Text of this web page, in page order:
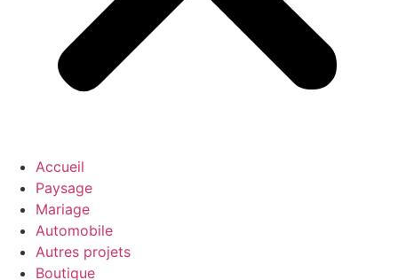
Accueil
Paysage
Mariage
Automobile
Autres projets
Boutique